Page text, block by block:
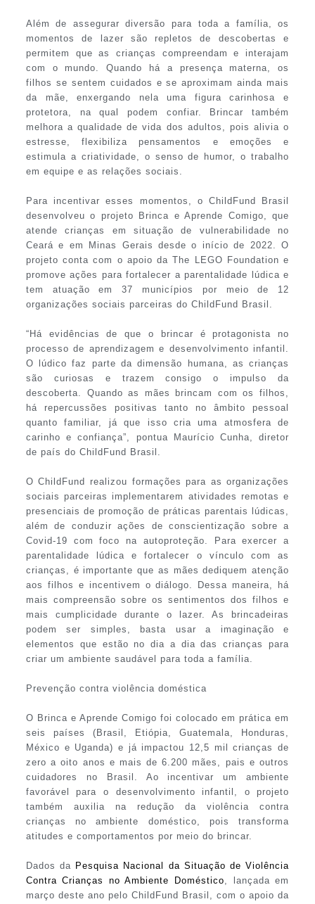
Além de assegurar diversão para toda a família, os
momentos de lazer são repletos de descobertas e
permitem que as crianças compreendam e interajam
com o mundo. Quando há a presença materna, os
filhos se sentem cuidados e se aproximam ainda mais
da mãe, enxergando nela uma figura carinhosa e
protetora, na qual podem confiar. Brincar também
melhora a qualidade de vida dos adultos, pois alivia o
estresse, flexibiliza pensamentos e emoções e
estimula a criatividade, o senso de humor, o trabalho
em equipe e as relações sociais.
Para incentivar esses momentos, o ChildFund Brasil
desenvolveu o projeto Brinca e Aprende Comigo, que
atende crianças em situação de vulnerabilidade no
Ceará e em Minas Gerais desde o início de 2022. O
projeto conta com o apoio da The LEGO Foundation e
promove ações para fortalecer a parentalidade lúdica e
tem atuação em 37 municípios por meio de 12
organizações sociais parceiras do ChildFund Brasil.
“Há evidências de que o brincar é protagonista no
processo de aprendizagem e desenvolvimento infantil.
O lúdico faz parte da dimensão humana, as crianças
são curiosas e trazem consigo o impulso da
descoberta. Quando as mães brincam com os filhos,
há repercussões positivas tanto no âmbito pessoal
quanto familiar, já que isso cria uma atmosfera de
carinho e confiança”, pontua Maurício Cunha, diretor
de país do ChildFund Brasil.
O ChildFund realizou formações para as organizações
sociais parceiras implementarem atividades remotas e
presenciais de promoção de práticas parentais lúdicas,
além de conduzir ações de conscientização sobre a
Covid-19 com foco na autoproteção. Para exercer a
parentalidade lúdica e fortalecer o vínculo com as
crianças, é importante que as mães dediquem atenção
aos filhos e incentivem o diálogo. Dessa maneira, há
mais compreensão sobre os sentimentos dos filhos e
mais cumplicidade durante o lazer. As brincadeiras
podem ser simples, basta usar a imaginação e
elementos que estão no dia a dia das crianças para
criar um ambiente saudável para toda a família.
Prevenção contra violência doméstica
O Brinca e Aprende Comigo foi colocado em prática em
seis países (Brasil, Etiópia, Guatemala, Honduras,
México e Uganda) e já impactou 12,5 mil crianças de
zero a oito anos e mais de 6.200 mães, pais e outros
cuidadores no Brasil. Ao incentivar um ambiente
favorável para o desenvolvimento infantil, o projeto
também auxilia na redução da violência contra
crianças no ambiente doméstico, pois transforma
atitudes e comportamentos por meio do brincar.
Dados da Pesquisa Nacional da Situação de Violência
Contra Crianças no Ambiente Doméstico, lançada em
março deste ano pelo ChildFund Brasil, com o apoio da